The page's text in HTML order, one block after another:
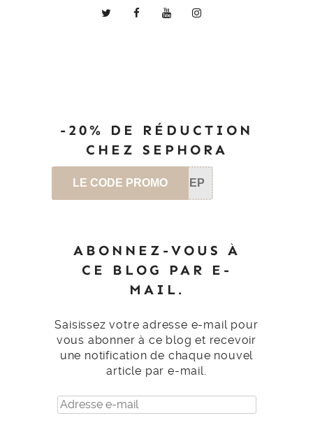
-20% DE RÉDUCTION
CHEZ SEPHORA
LE CODE PROMO SEP
ABONNEZ-VOUS À
CE BLOG PAR E-
MAIL.
Saisissez votre adresse e-mail pour
vous abonner à ce blog et recevoir
une notification de chaque nouvel
article par e-mail.
Adresse
e-